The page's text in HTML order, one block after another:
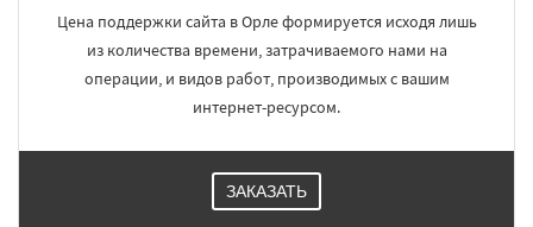
Цена поддержки сайта в Орле формируется исходя лишь
из количества времени, затрачиваемого нами на
операции, и видов работ, производимых с вашим
интернет-ресурсом.
ЗАКАЗАТЬ